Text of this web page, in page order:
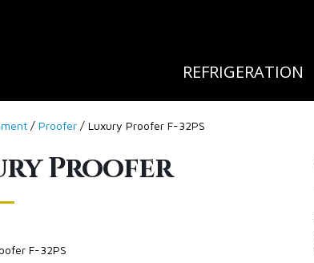
REFRIGERATION
/ Proofer / Luxury Proofer F-32PS
Proofer